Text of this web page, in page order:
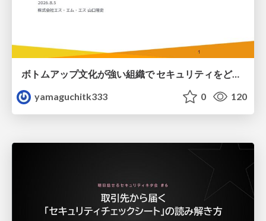
ボトムアップ文化が強い組織で セキュリティをどう根付かせていくかの現在進行形の話 / Making Security Stick in a Bottom-Up Organization
yamaguchitk333
0 120